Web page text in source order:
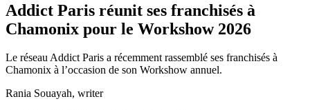
Addict Paris réunit ses franchisés à
Chamonix pour le Workshow 2026
Le réseau Addict Paris a récemment rassemblé ses franchisés à
Chamonix à l’occasion de son Workshow annuel.
Rania Souayah, writer